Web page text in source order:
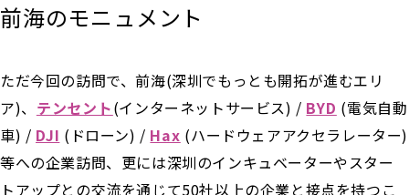
前海のモニュメント
ただ今回の訪問で、前海(深圳でもっとも開拓が進むエリ
ア)、 テンセント(インターネットサービス) / BYD (電気自動
車) / DJI (ドローン) / Hax (ハードウェアアクセラレーター)
等への企業訪問、更には深圳のインキュベーターやスター
トアップとの交流を通じて50社以上の企業と接点を持つこ